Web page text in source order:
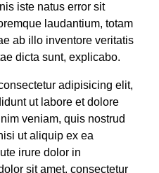
iste natus error sit
laudantium, totam
ab illo inventore veritatis
dicta sunt, explicabo.
adipisicing elit,
ut labore et dolore
veniam, quis nostrud
ut aliquip ex ea
irure dolor in
sit amet, consectetur